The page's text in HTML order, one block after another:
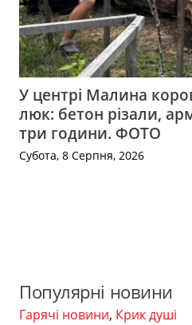
У центрі Малина
люк: бетон різали,
три години. ФОТО
Субота, 8 Серпня, 2026
Популярні новини
Гарячі новини, Крик душі